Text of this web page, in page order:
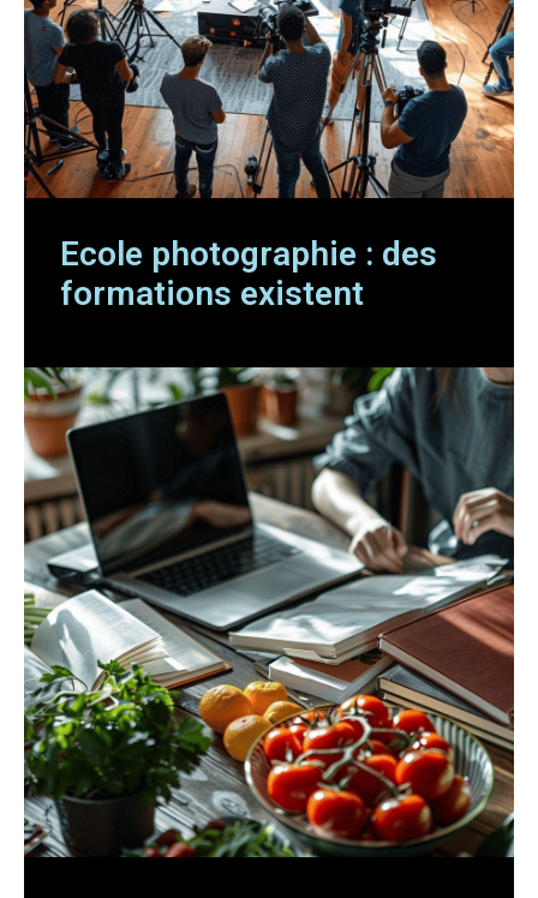
Ecole photographie : des
formations existent